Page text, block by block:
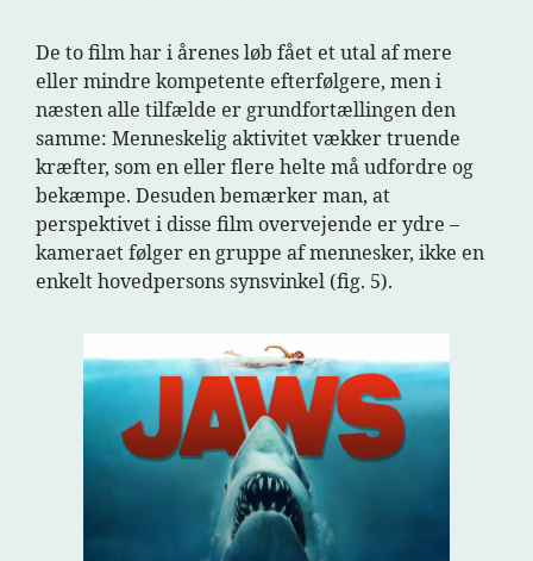
De to film har i årenes løb fået et utal af mere
eller mindre kompetente efterfølgere, men i
næsten alle tilfælde er grundfortællingen den
samme: Menneskelig aktivitet vækker truende
kræfter, som en eller flere helte må udfordre og
bekæmpe. Desuden bemærker man, at
perspektivet i disse film overvejende er ydre –
kameraet følger en gruppe af mennesker, ikke en
enkelt hovedpersons synsvinkel (fig. 5).